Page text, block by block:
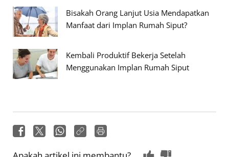
Bisakah Orang Lanjut Usia Mendapatkan
Manfaat dari Implan Rumah Siput?
Kembali Produktif Bekerja Setelah
Menggunakan Implan Rumah Siput